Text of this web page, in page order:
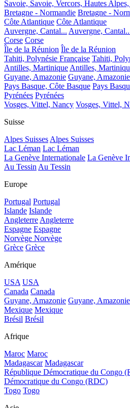
Savoie, Savoie, Vercors, Hautes
Bretagne - Normandie Bretagne -
Côte Atlantique Côte Atlantique
Auvergne, Cantal... Auvergne,
Corse Corse
Île de la Réunion Île de la Réunion
Tahiti, Polynésie Française Tahiti,
Antilles, Martinique Antilles,
Guyane, Amazonie Guyane, Amazonie
Pays Basque, Côte Basque Pays
Pyrénées Pyrénées
Vosges, Vittel, Nancy Vosges, Vittel,
Suisse
Alpes Suisses Alpes Suisses
Lac Léman Lac Léman
La Genève Internationale La Genève
Au Tessin Au Tessin
Europe
Portugal Portugal
Islande Islande
Angleterre Angleterre
Espagne Espagne
Norvège Norvège
Grèce Grèce
Amérique
USA USA
Canada Canada
Guyane, Amazonie Guyane, Amazonie
Mexique Mexique
Brésil Brésil
Afrique
Maroc Maroc
Madagascar Madagascar
République Démocratique du Congo
Démocratique du Congo (RDC)
Togo Togo